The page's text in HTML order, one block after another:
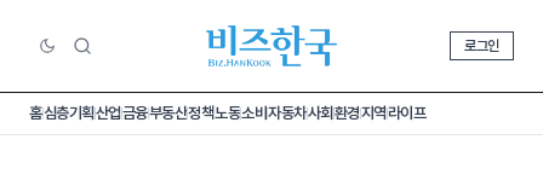
로그인
홈심층기획산업금융부동산정책노동소비 자동차사회환경지역라이프